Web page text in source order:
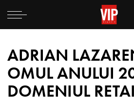
ADRIAN
OMUL ANULUI
DOMENIUL